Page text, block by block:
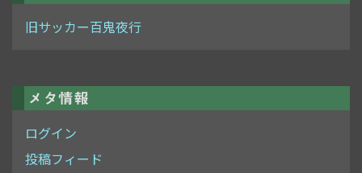
旧サッカー百鬼夜行
メタ情報
ログイン
投稿フィード